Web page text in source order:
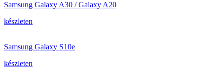
Samsung Galaxy A30 / Galaxy A20
készleten
Samsung Galaxy S10e
készleten